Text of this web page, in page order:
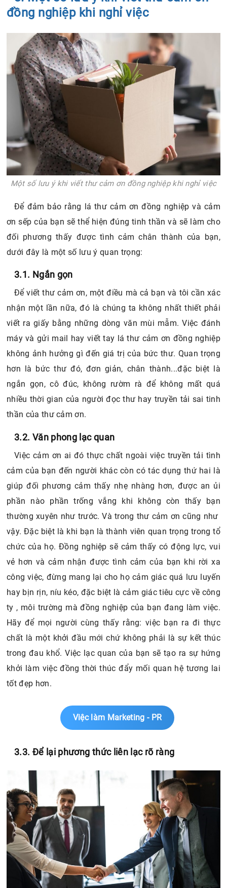
đồng nghiệp khi nghỉ việc
Một số lưu ý khi viết thư cảm ơn đồng nghiệp khi nghỉ việc
Để đảm bảo rằng lá thư cảm ơn đồng nghiệp và cảm
ơn sếp của bạn sẽ thể hiện đúng tinh thần và sẽ làm cho
đối phương thấy được tình cảm chân thành của bạn,
dưới đây là một số lưu ý quan trọng:
3.1. Ngắn gọn
Để viết thư cảm ơn, một điều mà cả bạn và tôi cần xác
nhận một lần nữa, đó là chúng ta không nhất thiết phải
viết ra giấy bằng những dòng văn mùi mẫm. Việc đánh
máy và gửi mail hay viết tay lá thư cảm ơn đồng nghiệp
không ảnh hưởng gì đến giá trị của bức thư. Quan trọng
hơn là bức thư đó, đơn giản, chân thành...đặc biệt là
ngắn gọn, cô đúc, không rườm rà để không mất quá
nhiều thời gian của người đọc thư hay truyền tải sai tinh
thần của thư cảm ơn.
3.2. Văn phong lạc quan
Việc cảm ơn ai đó thực chất ngoài việc truyền tải tình
cảm của bạn đến người khác còn có tác dụng thứ hai là
giúp đối phương cảm thấy nhẹ nhàng hơn, được an ủi
phần nào phần trống vắng khi không còn thấy bạn
thường xuyên như trước. Và trong thư cảm ơn cũng như
vậy. Đặc biệt là khi bạn là thành viên quan trọng trong tổ
chức của họ. Đồng nghiệp sẽ cảm thấy có động lực, vui
vẻ hơn và cảm nhận được tình cảm của bạn khi rời xa
công việc, đừng mang lại cho họ cảm giác quá lưu luyến
hay bịn rịn, níu kéo, đặc biệt là cảm giác tiêu cực về công
ty , môi trường mà đồng nghiệp của bạn đang làm việc.
Hãy để mọi người cùng thấy rằng: việc bạn ra đi thực
chất là một khởi đầu mới chứ không phải là sự kết thúc
trong đau khổ. Việc lạc quan của bạn sẽ tạo ra sự hứng
khởi làm việc đồng thời thúc đẩy mối quan hệ tương lai
tốt đẹp hơn.
Việc làm Marketing - PR
3.3. Để lại phương thức liên lạc rõ ràng